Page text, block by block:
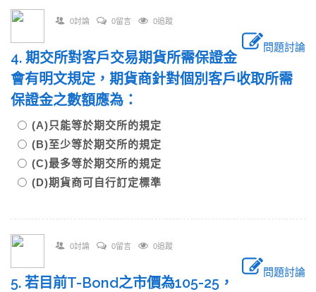
0討論 0留言 0追蹤
問題討論
4. 期交所對客戶交易期貨所需保證金
會有明文規定，期貨商針對個別客戶收取所需
保證金之數額應為：
(A)只能等於期交所的規定
(B)至少等於期交所的規定
(C)最多等於期交所的規定
(D)期貨商可自行訂定標準
0討論 0留言 0追蹤
問題討論
5. 若目前T-Bond之市價為105-25，